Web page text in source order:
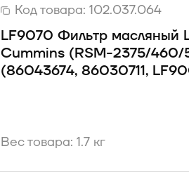
Код товара: 102.037.064
LF9070 Фильтр масляный
Cummins (RSM-2375/
(86043674, 86030711,
Вес товара: 1.7 кг